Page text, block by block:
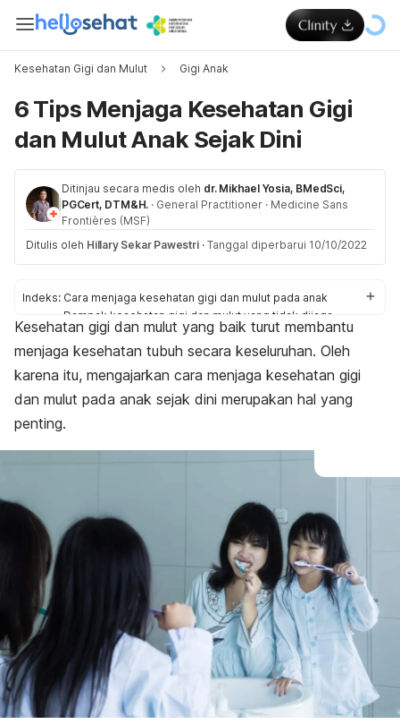
Kesehatan Gigi dan Mulut Gigi Anak
6 Tips Menjaga Kesehatan Gigi
dan Mulut Anak Sejak Dini
Ditinjau secara medis oleh dr. Mikhael Yosia, BMedSci,
PGCert, DTM&H. · General Practitioner · Medicine Sans
Frontières (MSF)
Ditulis oleh Hillary Sekar Pawestri · Tanggal diperbarui 10/10/2022
Indeks: Cara menjaga kesehatan gigi dan mulut pada anak
Dampak kesehatan gigi dan mulut yang tidak dijaga
Kesehatan gigi dan mulut yang baik turut membantu
menjaga kesehatan tubuh secara keseluruhan. Oleh
karena itu, mengajarkan cara menjaga kesehatan gigi
dan mulut pada anak sejak dini merupakan hal yang
penting.